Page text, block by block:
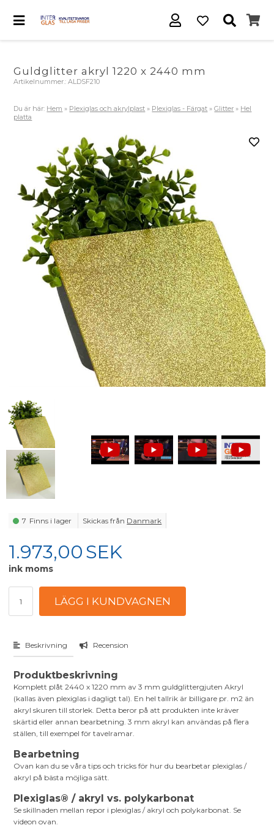
Guldglitter akryl 1220 x 2440 mm
Artikelnummer.:ALDSF210
Du är här: Hem » Plexiglas och akrylplast » Plexiglas - Färgat »Glitter » Hel
platta
7 Finns i lager Skickas från Danmark
1.973,00SEK
ink moms
Beskrivning Recension
Produktbeskrivning
Komplett plåt 2440 x 1220 mm av 3 mm guldglittergjuten Akryl
(kallas även plexiglas i dagligt tal). En hel tallrik är billigare pr. m2 än
akryl skuren till storlek. Detta beror på att produkten inte kräver
skärtid eller annan bearbetning. 3 mm akryl kan användas på flera
ställen, till exempel för tavelramar.
Bearbetning
Ovan kan du se våra tips och tricks för hur du bearbetar plexiglas /
akryl på bästa möjliga sätt.
Plexiglas® / akryl vs. polykarbonat
Se skillnaden mellan repor i plexiglas / akryl och polykarbonat. Se
videon ovan.